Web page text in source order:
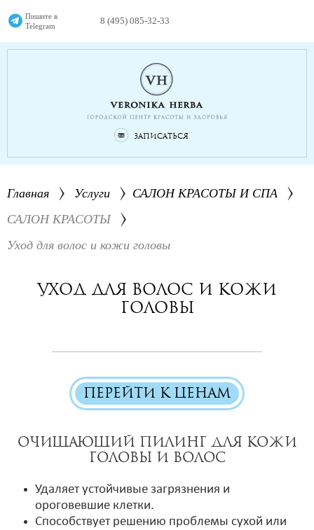
Пишите в
Telegram
8 (495) 085-32-33
Записаться
Главная Услуги
САЛОН КРАСОТЫ И СПА
САЛОН КРАСОТЫ
Уход для волос и кожи головы
Уход для волос и кожи
головы
ПЕРЕЙТИ К ЦЕНАМ
Очищающий пилинг для кожи
головы и волос
Удаляет устойчивые загрязнения и
ороговевшие клетки.
Способствует решению проблемы сухой или